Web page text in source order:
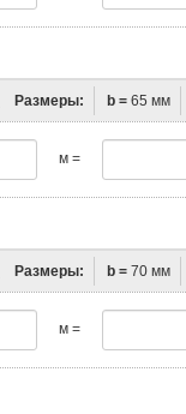
Размеры: b = 65 мм
м =
Размеры: b = 70 мм
м =